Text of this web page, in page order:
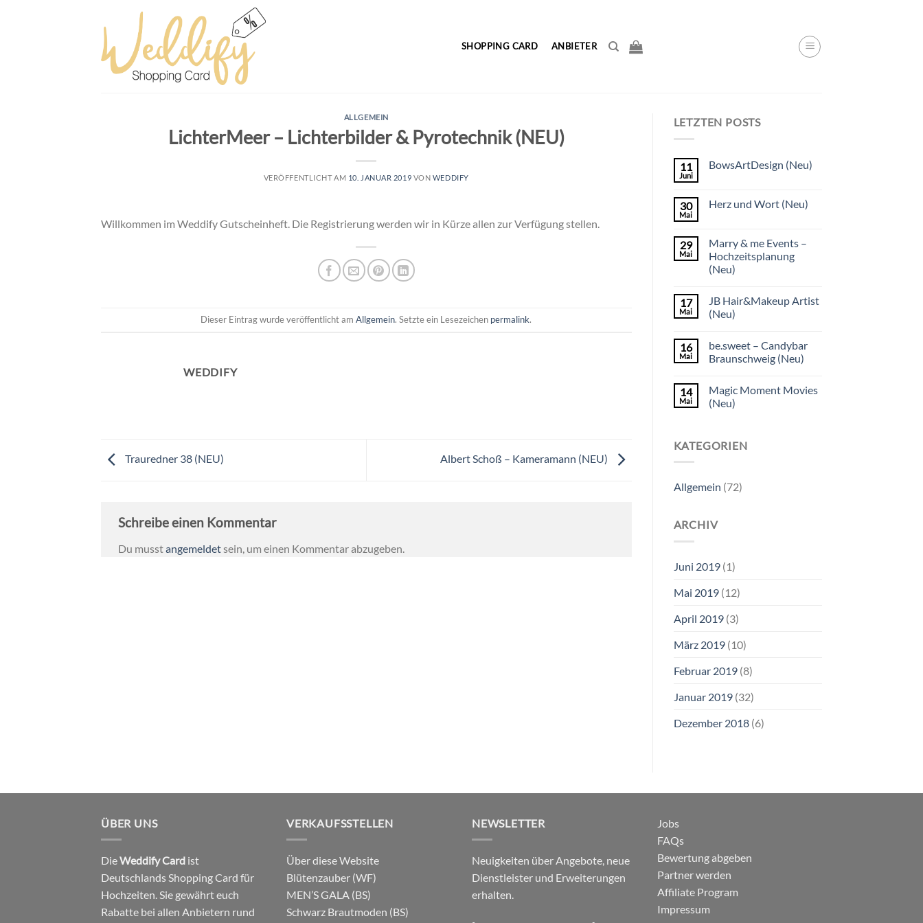
SHOPPING CARD ANBIETER
ALLGEMEIN
LichterMeer – Lichterbilder & Pyrotechnik (NEU)
VERÖFFENTLICHT AM 10. JANUAR 2019 VON WEDDIFY
Willkommen im Weddify Gutscheinheft. Die Registrierung werden wir in Kürze allen zur Verfügung stellen.
Dieser Eintrag wurde veröffentlicht amAllgemein. Setzte ein Lesezeichen permalink.
WEDDIFY
Trauredner 38 (NEU) Albert Schoß – Kameramann (NEU)
Schreibe einen Kommentar
Du musstangemeldetsein, um einen Kommentar abzugeben.
LETZTEN POSTS
11
Juni
BowsArtDesign (Neu)
30
Mai
Herz und Wort (Neu)
29
Mai
Marry & me Events –
Hochzeitsplanung
(Neu)
17
Mai
JB Hair&Makeup Artist
(Neu)
16
Mai
be.sweet – Candybar
Braunschweig (Neu)
14
Mai
Magic Moment Movies
(Neu)
KATEGORIEN
Allgemein (72)
ARCHIV
Juni 2019(1)
Mai 2019(12)
April 2019(3)
März 2019(10)
Februar 2019(8)
Januar 2019(32)
Dezember 2018(6)
ÜBER UNS
DieWeddify Card ist
Deutschlands Shopping Card für
Hochzeiten. Sie gewährt euch
Rabatte bei allen Anbietern rund
VERKAUFSSTELLEN
Über diese Website
Blütenzauber (WF)
MEN’S GALA (BS)
Schwarz Brautmoden (BS)
NEWSLETTER
Neuigkeiten über Angebote, neue
Dienstleister und Erweiterungen
erhalten.
Jobs
FAQs
Bewertung abgeben
Partner werden
Affiliate Program
Impressum